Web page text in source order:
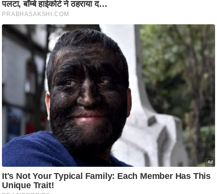
प्र
म
हि
स्थ
ल
व्र
त
त्यो
हा
र